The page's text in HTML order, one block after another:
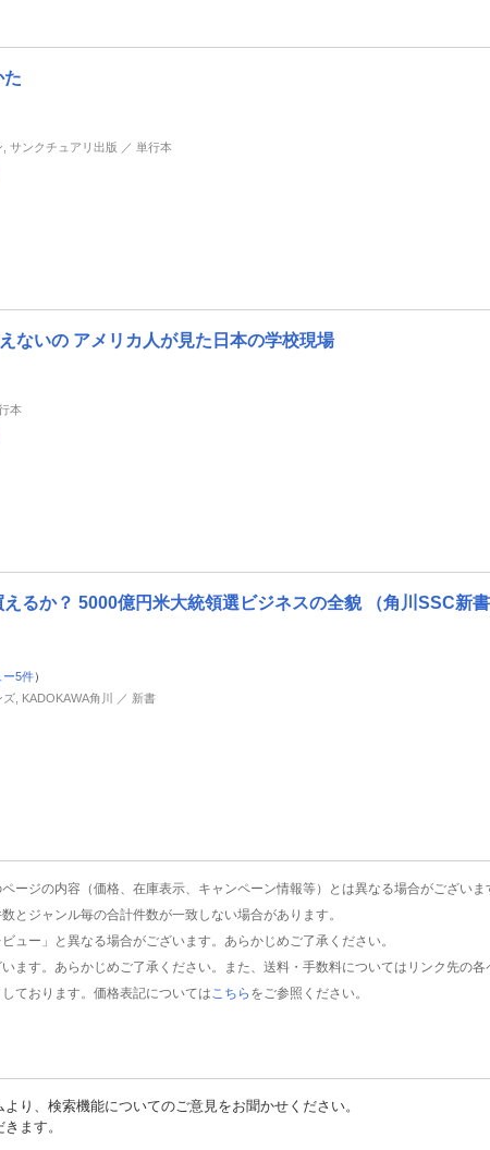
た
サンクチュアリ出版 ／ 単行本
ないの アメリカ人が見た日本の学校現場
本
るか？ 5000億円米大統領選ビジネスの全貌 （角川SSC新書
ー5件）
, KADOKAWA角川 ／ 新書
ジの内容（価格、在庫表示、キャンペーン情報等）とは異なる場合がございま
ジャンル毎の合計件数が一致しない場合があります。
ー」と異なる場合がございます。あらかじめご了承ください。
す。あらかじめご了承ください。また、送料・手数料についてはリンク先の各
ております。価格表記については こちら をご参照ください。
り、検索機能についてのご意見をお聞かせください。
ます。